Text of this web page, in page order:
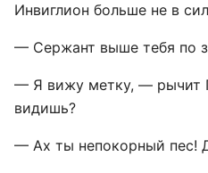
Инвиглион больше не в
— Сержант выше тебя по
— Я вижу метку, —
видишь?
— Ах ты непокорный пес!